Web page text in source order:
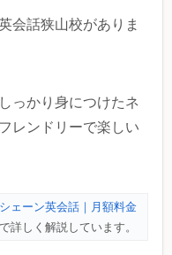
会話狭山校がありま
っかり身につけたネ
レンドリーで楽しい
シェーン英会話｜月額料金
詳しく解説しています。